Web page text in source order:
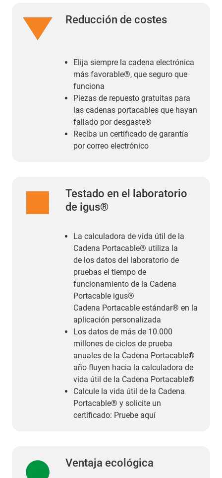
Reducción de costes
Elija siempre la cadena electrónica
más favorable®, que seguro que
funciona
Piezas de repuesto gratuitas para
las cadenas portacables que hayan
fallado por desgaste®
Reciba un certificado de garantía
por correo electrónico
Testado en el laboratorio
de igus®
La calculadora de vida útil de la
Cadena Portacable® utiliza la
de los datos del laboratorio de
pruebas el tiempo de
funcionamiento de la Cadena
Portacable igus®
Cadena Portacable estándar® en la
aplicación personalizada
Los datos de más de 10.000
millones de ciclos de prueba
anuales de la Cadena Portacable®
año fluyen hacia la calculadora de
vida útil de la Cadena Portacable®
Calcule la vida útil de la Cadena
Portacable® y solicite un
certificado: Pruebe aquí
Ventaja ecológica